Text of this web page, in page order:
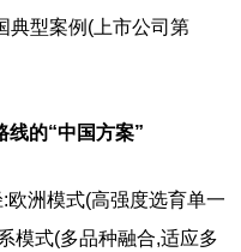
典型案例(上市公司第
的“中国方案”
洲模式(高强度选育单一
模式(多品种融合,适应多